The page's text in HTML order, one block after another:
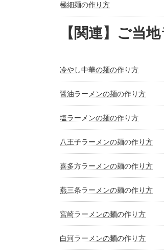
極細麺の作り方
【関連】ご当
冷やし中華の麺の作り方
醤油ラーメンの麺の作り方
塩ラーメンの麺の作り方
八王子ラーメンの麺の作り方
喜多方ラーメンの麺の作り方
燕三条ラーメンの麺の作り方
宮崎ラーメンの麺の作り方
白河ラーメンの麺の作り方